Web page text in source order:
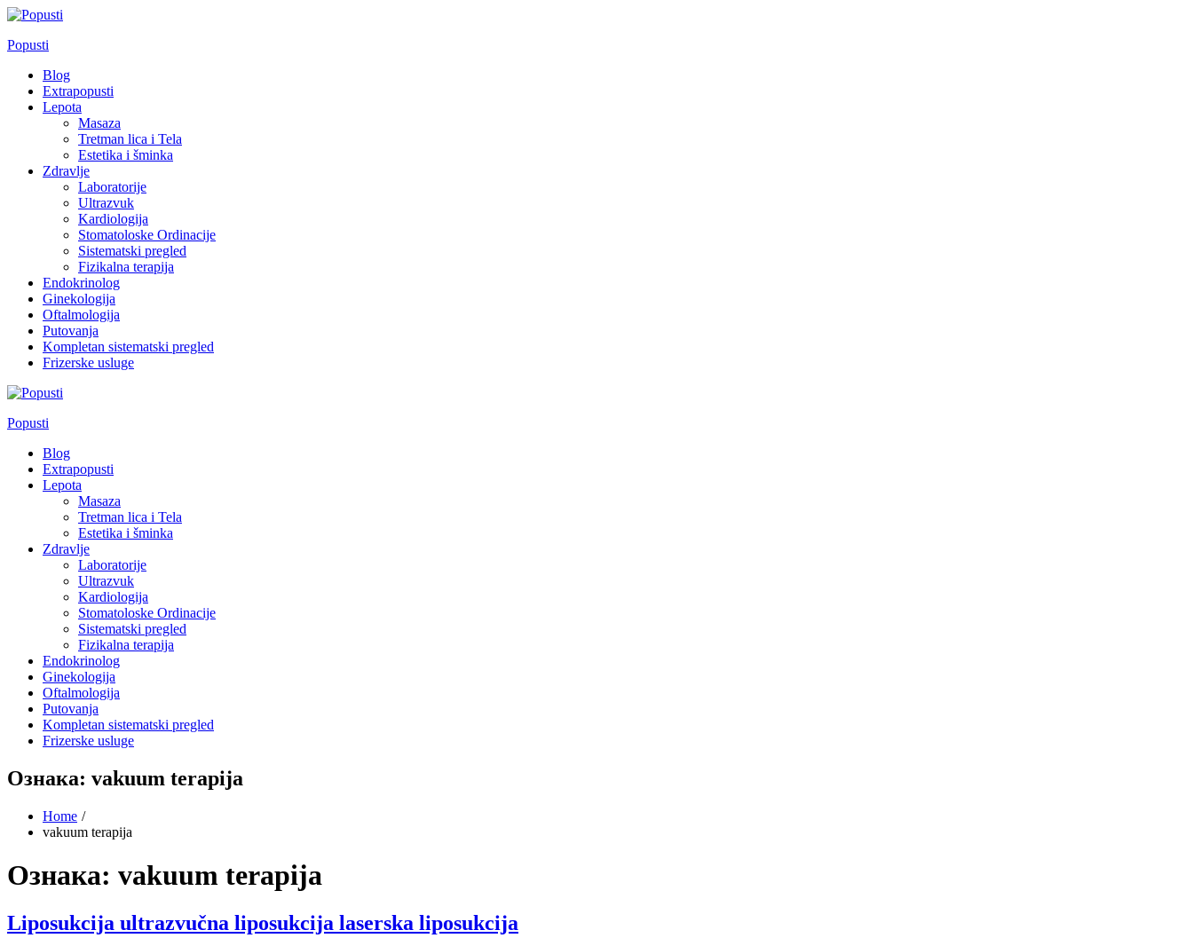
Skip
content
Popusti
Blog
Extrapopusti
Lepota
Masaza
Tretman lica i Tela
Estetika i šminka
Zdravlje
Laboratorije
Ultrazvuk
Kardiologija
Stomatoloske Ordinacije
Sistematski pregled
Fizikalna terapija
Endokrinolog
Ginekologija
Oftalmologija
Putovanja
Kompletan sistematski pregled
Frizerske usluge
Popusti
Blog
Extrapopusti
Lepota
Masaza
Tretman lica i Tela
Estetika i šminka
Zdravlje
Laboratorije
Ultrazvuk
Kardiologija
Stomatoloske Ordinacije
Sistematski pregled
Fizikalna terapija
Endokrinolog
Ginekologija
Oftalmologija
Putovanja
Kompletan sistematski pregled
Frizerske usluge
Ознака: vakuum terapija
Home
vakuum terapija
Ознака: vakuum terapija
Liposukcija ultrazvučna liposukcija laserska liposukcija